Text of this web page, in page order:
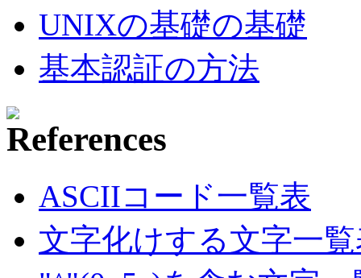
UNIXの基礎の基礎
基本認証の方法
ASCIIコード一覧表
文字化けする文字一